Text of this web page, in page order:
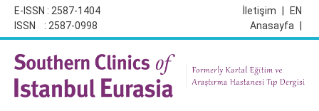
E-ISSN : 2587-1404
ISSN : 2587-0998
EN
İletişim
Anasayfa